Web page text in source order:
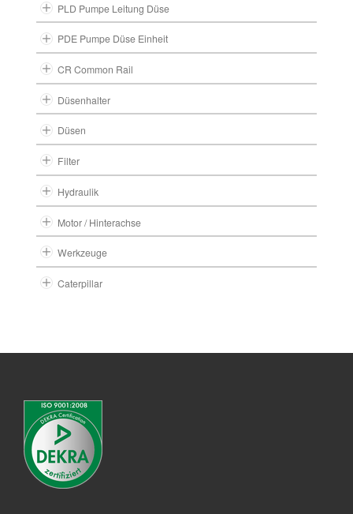
PLD Pumpe Leitung Düse
PDE Pumpe Düse Einheit
CR Common Rail
Düsenhalter
Düsen
Filter
Hydraulik
Motor / Hinterachse
Werkzeuge
Caterpillar